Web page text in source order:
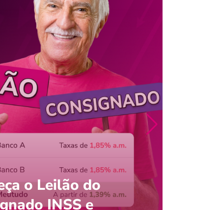
o Leilão do
INSS e